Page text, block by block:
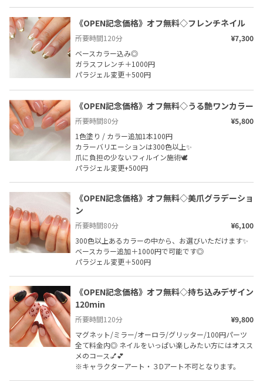
《OPEN記念価格》オフ無料◇フレンチネイル
所要時間120分
¥7,300
ベースカラー込み◎
ガラスフレンチ＋1000円
パラジェル変更＋500円
《OPEN記念価格》オフ無料◇うる艶ワンカラー
所要時間80分
¥5,800
1色塗り / カラー追加1本100円
カラーバリエーションは300色以上✨
爪に負担の少ないフィルイン施術🕊️
パラジェル変更+500円
《OPEN記念価格》オフ無料◇美爪グラデーショ
ン
所要時間80分
¥6,100
300色以上あるカラーの中から、お選びいただけます✨
ベースカラー追加＋1000円で可能です◎
パラジェル変更＋500円
《OPEN記念価格》オフ無料◇持ち込みデザイン
120min
所要時間120分
¥9,800
マグネット/ミラー/オーロラ/グリッター/100円パーツ
全て料金内◎ ネイルをいっぱい楽しみたい方にはオスス
メのコース💅💕
※キャラクターアート・３Dアート不可となります。